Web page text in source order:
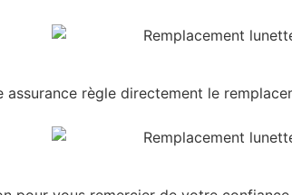
assurance règle directement le